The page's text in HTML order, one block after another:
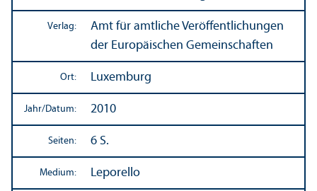
Verlag:
Amt für amtliche Veröffentlichungen
der Europäischen Gemeinschaften
Ort: Luxemburg
Jahr/Datum: 2010
Seiten: 6 S.
Medium: Leporello